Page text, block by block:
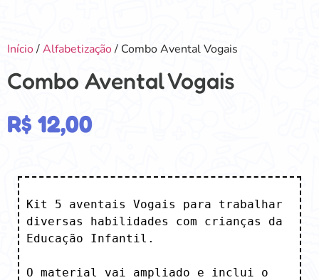
Início/Alfabetização/ Combo Avental Vogais
Combo Avental Vogais
R$ 12,00
Kit 5 aventais Vogais para trabalhar
diversas habilidades com crianças da
Educação Infantil.
O material vai ampliado e inclui o